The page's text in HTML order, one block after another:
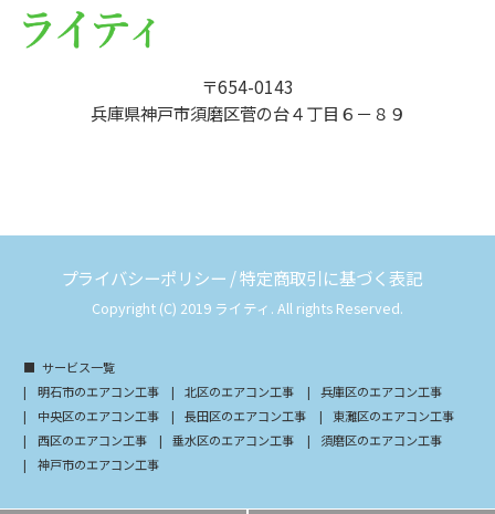
〒654-0143
兵庫県神戸市須磨区菅の台４丁目６－８９
プライバシーポリシー /特定商取引に基づく表記
Copyright (C) 2019 ライティ. All rights Reserved.
サービス一覧
明石市のエアコン工事
北区のエアコン工事
兵庫区のエアコン工事
中央区のエアコン工事
長田区のエアコン工事
東灘区のエアコン工事
西区のエアコン工事
垂水区のエアコン工事
須磨区のエアコン工事
神戸市のエアコン工事